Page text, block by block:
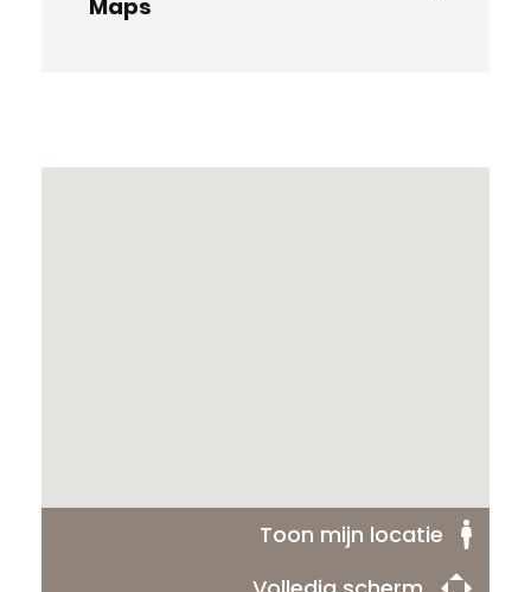
Maps
Toon mijn locatie